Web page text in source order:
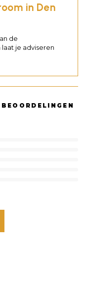
in Den
de
laat je adviseren
BEOORDELINGEN